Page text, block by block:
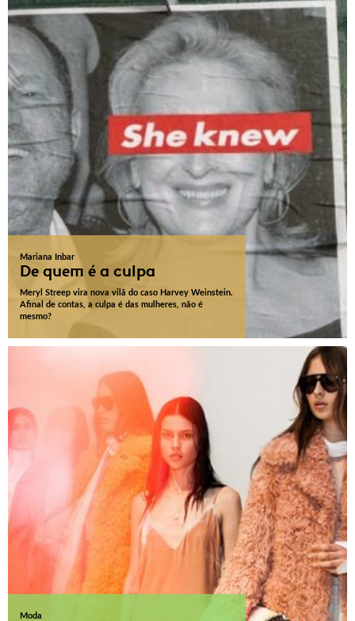
Mariana Inbar
De quem é a culpa
Meryl Streep vira nova vilã do caso Harvey Weinstein.
Afinal de contas, a culpa é das mulheres, não é
mesmo?
Moda